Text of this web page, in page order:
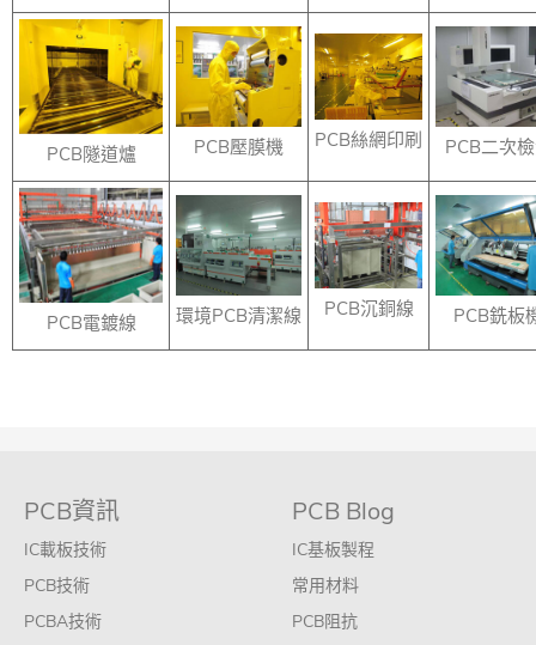
PCB隧道爐 PCB壓膜機 PCB絲網印刷 PCB二次
PCB電鍍線 環境PCB清潔線 PCB沉銅線 PCB銑板
PCB資訊
IC載板技術
PCB技術
PCBA技術
PCB Blog
IC基板製程
常用材料
PCB阻抗